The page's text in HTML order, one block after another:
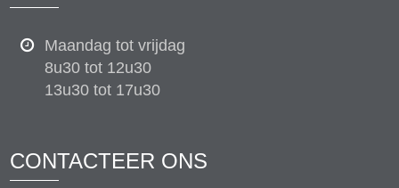
Maandag tot vrijdag
8u30 tot 12u30
13u30 tot 17u30
CONTACTEER ONS